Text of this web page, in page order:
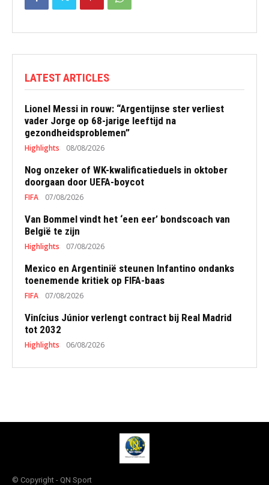
LATEST ARTICLES
Lionel Messi in rouw: “Argentijnse ster verliest
vader Jorge op 68-jarige leeftijd na
gezondheidsproblemen”
Highlights 08/08/2026
Nog onzeker of WK-kwalificatieduels in oktober
doorgaan door UEFA-boycot
FIFA 07/08/2026
Van Bommel vindt het ‘een eer’ bondscoach van
België te zijn
Highlights 07/08/2026
Mexico en Argentinië steunen Infantino ondanks
toenemende kritiek op FIFA-baas
FIFA 07/08/2026
Vinícius Júnior verlengt contract bij Real Madrid
tot 2032
Highlights 06/08/2026
© Copyright - QN Sport